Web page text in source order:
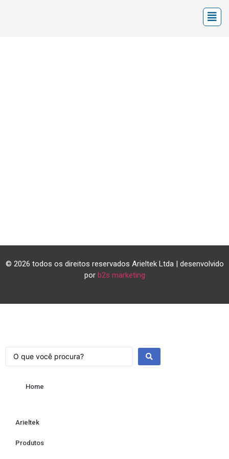
© 2026 todos os direitos reservados Arieltek Ltda | desenvolvido
por b2s marketing
Home
Arieltek
Produtos